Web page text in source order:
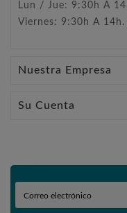
Lun / Jue: 9:30h A
Viernes: 9:30h A 14h.
Nuestra Empresa
Su Cuenta